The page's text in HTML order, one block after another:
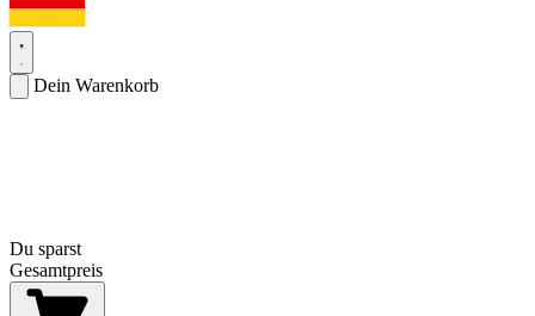
Dein Warenkorb
Du sparst
Gesamtpreis